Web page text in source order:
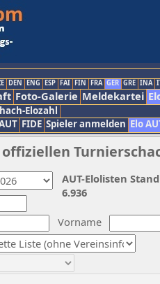
DEN ENG ESP FAI FIN FRA GER GRE INA
Foto-Galerie Meldekartei
Elozahl
FIDE Spieler anmelden Elo
Vorname
AUT-Elolisten
6.936